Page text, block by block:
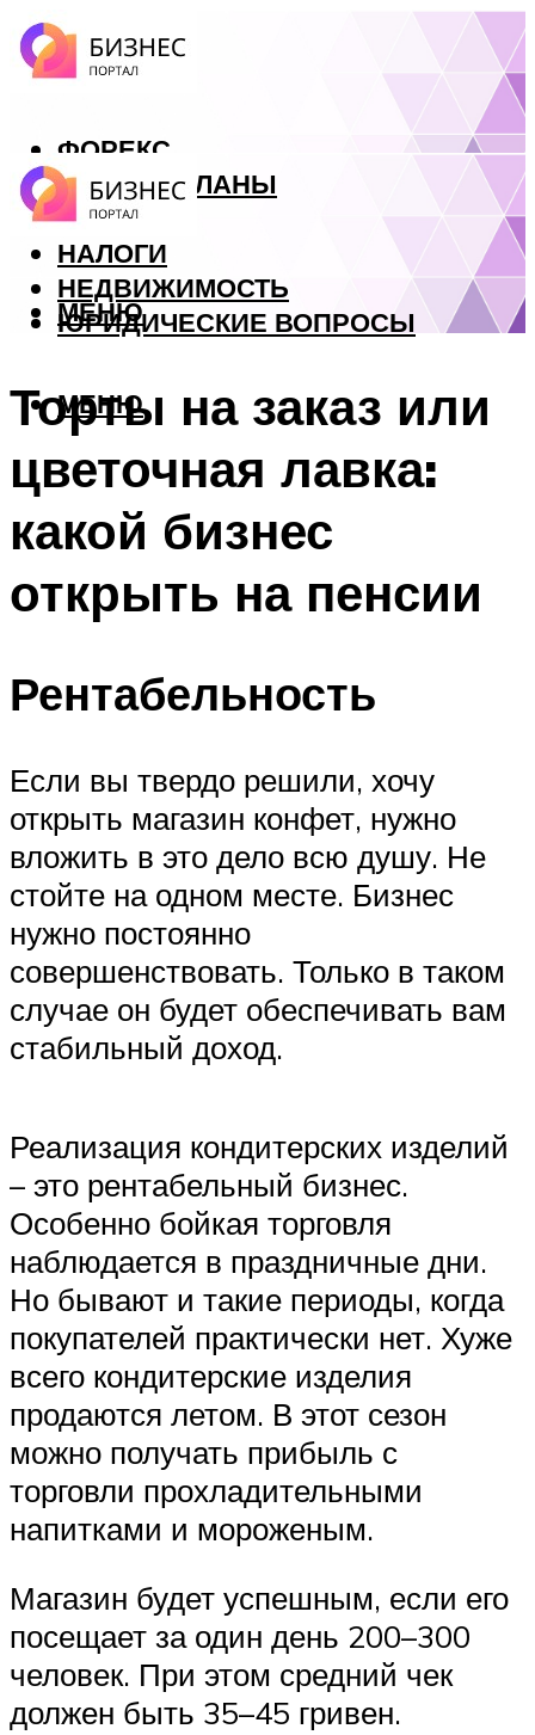
ФОРЕКС
БИЗНЕС ПЛАНЫ
КРЕДИТЫ
НАЛОГИ
НЕДВИЖИМОСТЬ
ЮРИДИЧЕСКИЕ ВОПРОСЫ
МЕНЮ
МЕНЮ
Торты на заказ или
цветочная лавка:
какой бизнес
открыть на пенсии
Рентабельность
Если вы твердо решили, хочу
открыть магазин конфет, нужно
вложить в это дело всю душу. Не
стойте на одном месте. Бизнес
нужно постоянно
совершенствовать. Только в таком
случае он будет обеспечивать вам
стабильный доход.
Реализация кондитерских изделий
– это рентабельный бизнес.
Особенно бойкая торговля
наблюдается в праздничные дни.
Но бывают и такие периоды, когда
покупателей практически нет. Хуже
всего кондитерские изделия
продаются летом. В этот сезон
можно получать прибыль с
торговли прохладительными
напитками и мороженым.
Магазин будет успешным, если его
посещает за один день 200–300
человек. При этом средний чек
должен быть 35–45 гривен.